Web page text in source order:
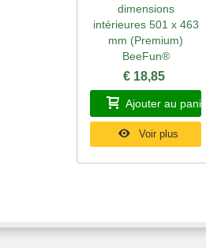
dimensions
intérieures 501 x 463
mm (Premium)
BeeFun®
€ 18,85
Ajouter au panier
Voir plus